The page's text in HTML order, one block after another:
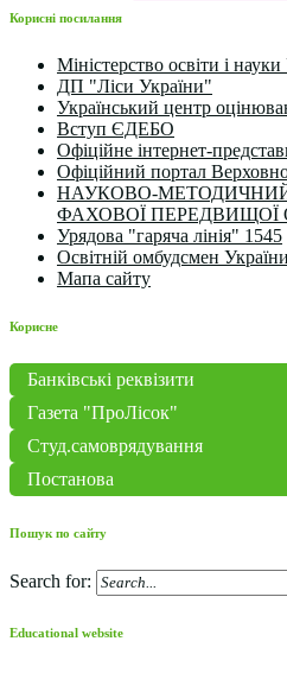
Корисні посилання
Міністерство освіти і
ДП "Ліси України"
Український центр
Вступ ЄДЕБО
Офіційне інтернет-
Офіційний портал
НАУКОВО-
ФАХОВОЇ ПЕРЕДВИЩОЇ
Урядова "гаряча лінія" 1545
Освітній омбудсмен України
Мапа сайту
Корисне
Банківські реквізити
Газета "ПроЛісок"
Студ.самоврядування
Постанова
Пошук по сайту
Search for:
Educational website